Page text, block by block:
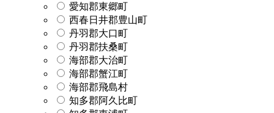
愛知郡東郷町
西春日井郡豊山町
丹羽郡大口町
丹羽郡扶桑町
海部郡大治町
海部郡蟹江町
海部郡飛島村
知多郡阿久比町